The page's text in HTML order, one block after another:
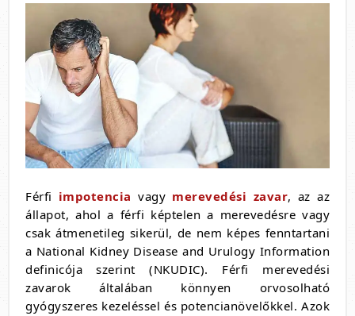
Férfi impotencia vagy merevedési zavar, az az
állapot, ahol a férfi képtelen a merevedésre vagy
csak átmenetileg sikerül, de nem képes fenntartani
a National Kidney Disease and Urulogy Information
definicója szerint (NKUDIC). Férfi merevedési
zavarok általában könnyen orvosolható
gyógyszeres kezeléssel és potencianövelőkkel. Azok